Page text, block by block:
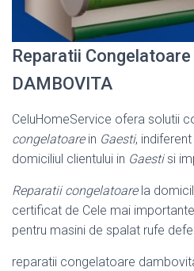
Reparatii
DAMBOVITA
CeluHomeService ofera solutii
congelatoarein Gaesti, indiferent
domiciliul clientului in Gaestisi
Reparatii congelatoarela
certificat de Cele mai
pentru masini de spalat rufe
reparatii congelatoare